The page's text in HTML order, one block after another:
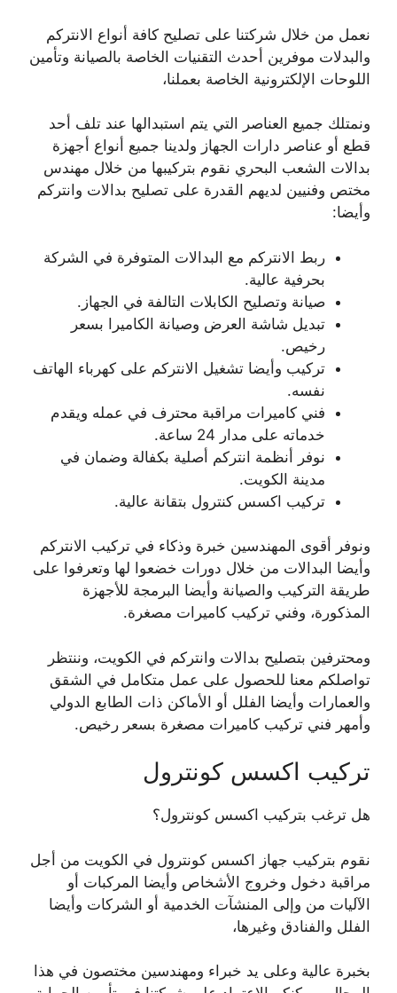
نعمل من خلال شركتنا على تصليح كافة أنواع الانتركم
والبدلات موفرين أحدث التقنيات الخاصة بالصيانة وتأمين
اللوحات الإلكترونية الخاصة بعملنا،
ونمتلك جميع العناصر التي يتم استبدالها عند تلف أحد
قطع أو عناصر دارات الجهاز ولدينا جميع أنواع أجهزة
بدالات الشعب البحري نقوم بتركيبها من خلال مهندس
مختص وفنيين لديهم القدرة على تصليح بدالات وانتركم
وأيضا:
ربط الانتركم مع البدالات المتوفرة في الشركة
بحرفية عالية.
صيانة وتصليح الكابلات التالفة في الجهاز.
تبديل شاشة العرض وصيانة الكاميرا بسعر
رخيص.
تركيب وأيضا تشغيل الانتركم على كهرباء الهاتف
نفسه.
فني كاميرات مراقبة محترف في عمله ويقدم
خدماته على مدار 24 ساعة.
نوفر أنظمة انتركم أصلية بكفالة وضمان في
مدينة الكويت.
تركيب اكسس كنترول بتقانة عالية.
ونوفر أقوى المهندسين خبرة وذكاء في تركيب الانتركم
وأيضا البدالات من خلال دورات خضعوا لها وتعرفوا على
طريقة التركيب والصيانة وأيضا البرمجة للأجهزة
المذكورة، وفني تركيب كاميرات مصغرة.
ومحترفين بتصليح بدالات وانتركم في الكويت، وننتظر
تواصلكم معنا للحصول على عمل متكامل في الشقق
والعمارات وأيضا الفلل أو الأماكن ذات الطابع الدولي
وأمهر فني تركيب كاميرات مصغرة بسعر رخيص.
تركيب اكسس كونترول
هل ترغب بتركيب اكسس كونترول؟
نقوم بتركيب جهاز اكسس كونترول في الكويت من أجل
مراقبة دخول وخروج الأشخاص وأيضا المركبات أو
الآليات من وإلى المنشآت الخدمية أو الشركات وأيضا
الفلل والفنادق وغيرها،
بخبرة عالية وعلى يد خبراء ومهندسين مختصون في هذا